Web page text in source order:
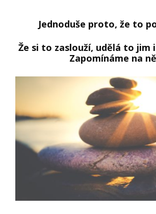
Jednoduše proto, že to
Že si to zaslouží, udělá to jim
Zapomínáme na